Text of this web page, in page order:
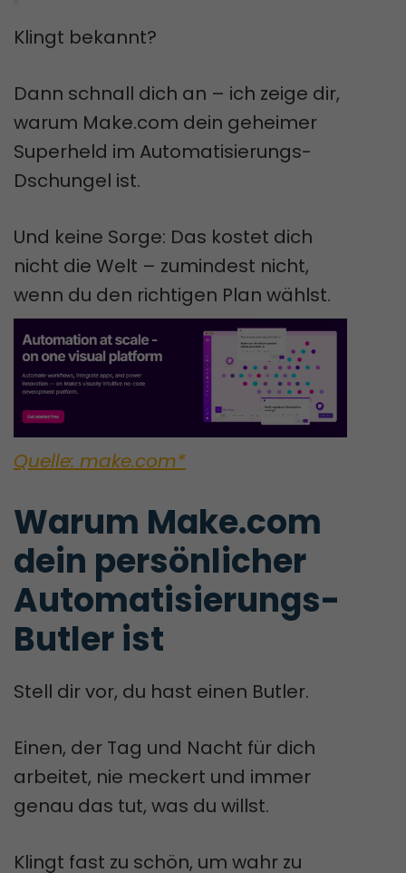
Klingt bekannt?
Dann schnall dich an – ich zeige dir,
warum Make.com dein geheimer
Superheld im Automatisierungs-
Dschungel ist.
Und keine Sorge: Das kostet dich
nicht die Welt – zumindest nicht,
wenn du den richtigen Plan wählst.
Quelle: make.com*
Warum Make.com
dein persönlicher
Automatisierungs-
Butler ist
Stell dir vor, du hast einen Butler.
Einen, der Tag und Nacht für dich
arbeitet, nie meckert und immer
genau das tut, was du willst.
Klingt fast zu schön, um wahr zu